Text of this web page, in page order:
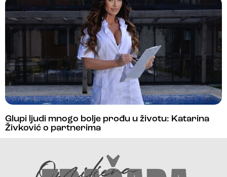
Glupi ljudi mnogo bolje prođu u životu: Katarina
Živković o partnerima